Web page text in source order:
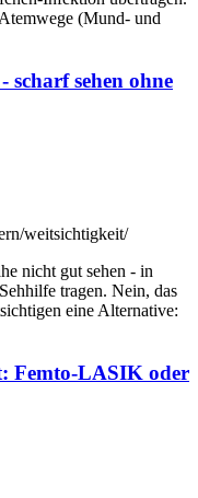
(Mund- und
scharf sehen ohne
weitsichtigkeit/
nicht gut sehen - in
tragen. Nein, das
eine Alternative:
Femto-LASIK oder